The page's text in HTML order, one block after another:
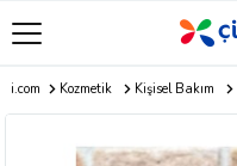
Kozmetik Kişisel Bakım